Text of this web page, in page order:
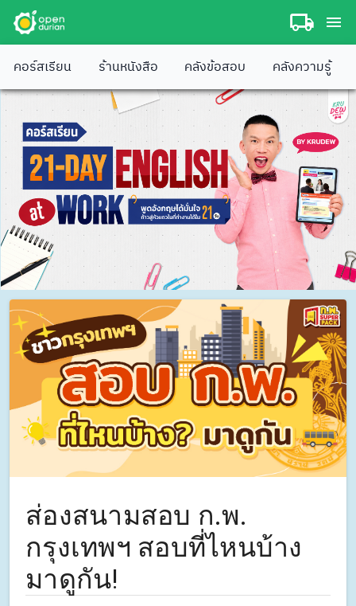
คอร์สเรียน ร้านหนังสือ คลังข้อสอบ คลังความรู้
ส่องสนามสอบ ก.พ.
กรุงเทพฯ สอบที่ไหนบ้าง
มาดูกัน!